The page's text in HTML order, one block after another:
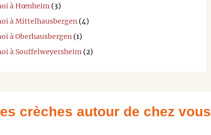
à Hœnheim (3)
à Mittelhausbergen (4)
à Oberhausbergen (1)
à Souffelweyersheim (2)
crèches autour de chez vous